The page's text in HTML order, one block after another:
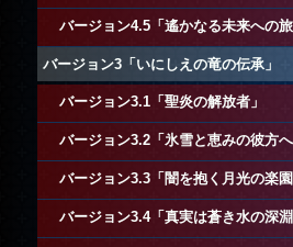
バージョン4.5「遙かなる未来への旅
バージョン3「いにしえの竜の伝承」
バージョン3.1「聖炎の解放者」
バージョン3.2「氷雪と恵みの彼方へ
バージョン3.3「闇を抱く月光の楽園
バージョン3.4「真実は蒼き水の深淵